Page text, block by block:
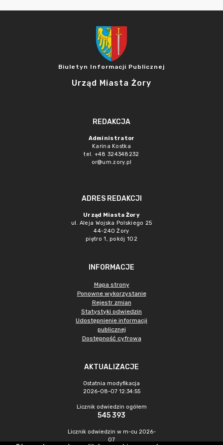
Biuletyn Informacji Publicznej
Urząd Miasta Żory
REDAKCJA
Administrator
Karina Kostka
tel. +48 324348232
or@um.zory.pl
ADRES REDAKCJI
Urząd Miasta Żory
ul. Aleja Wojska Polskiego 25
44-240 Żory
piętro 1, pokój 102
INFORMACJE
Mapa strony
Ponowne wykorzystanie
Rejestr zmian
Statystyki odwiedzin
Udostępnienie informacji
publicznej
Dostępność cyfrowa
AKTUALIZACJE
Ostatnia modyfikacja
2026-08-07 12:34:55
Licznik odwiedzin ogółem
545 393
Licznik odwiedzin w m-cu 2026-
07